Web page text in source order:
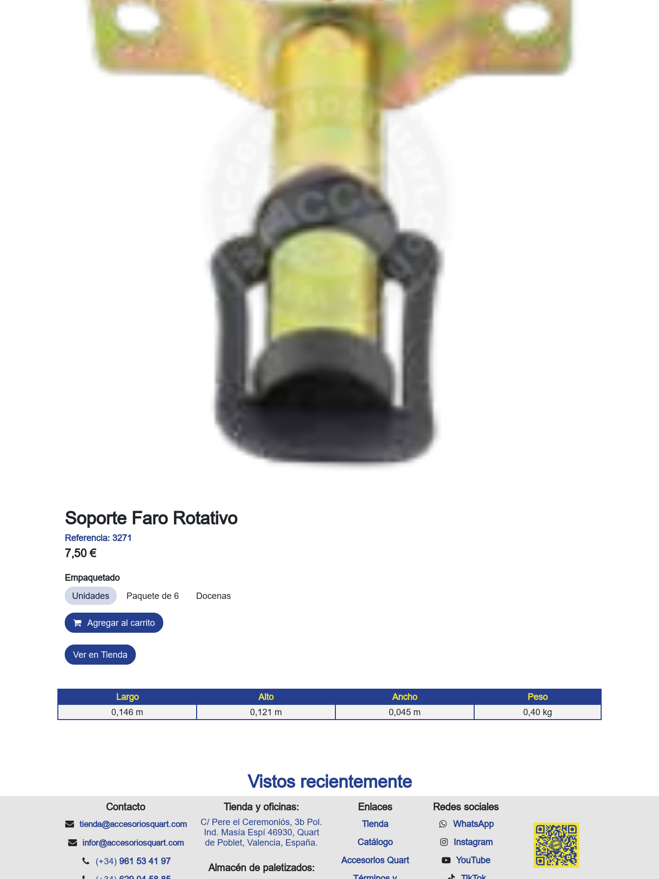
Soporte Faro Rotativo
Referencia: 3271
7,50€
Empaquetado
Unidades
Paquete de 6 Docenas
Agregar al carrito
Ver en Tienda
Largo Alto Ancho
Peso
0,146 m 0,121 m 0,045 m 0,40 kg
Vistos recientemente
Redes sociales
WhatsApp
Instagram
YouTube
Enlaces
Tienda
Catálogo
Accesorios Quart
Tienda y oficinas:
C/ Pere el Ceremoniós, 3b Pol.
Ind. Masía Espí 46930, Quart
de Poblet, Valencia, España.
Almacén de paletizados:
Contacto
tienda@accesoriosquart.com
infor@accesoriosquart.com
(+34) 961 53 41 97